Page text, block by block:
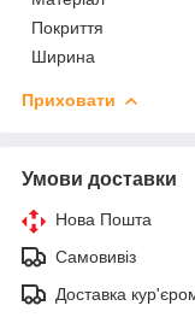
Покриття
Ширина
Приховати
Умови доставки
Нова Пошта
Самовивіз
Доставка